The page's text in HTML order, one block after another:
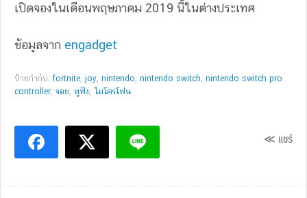
เปิดจองในเดือนพฤษภาคม 2019 นี้ในต่างประเทศ
ข้อมูลจาก engadget
ป้ายกำกับ:fortnite, joy, nintendo, nintendo switch, nintendo switch pro
controller, จอย, หูฟัง, ไมโครโฟน
≪ แชร์